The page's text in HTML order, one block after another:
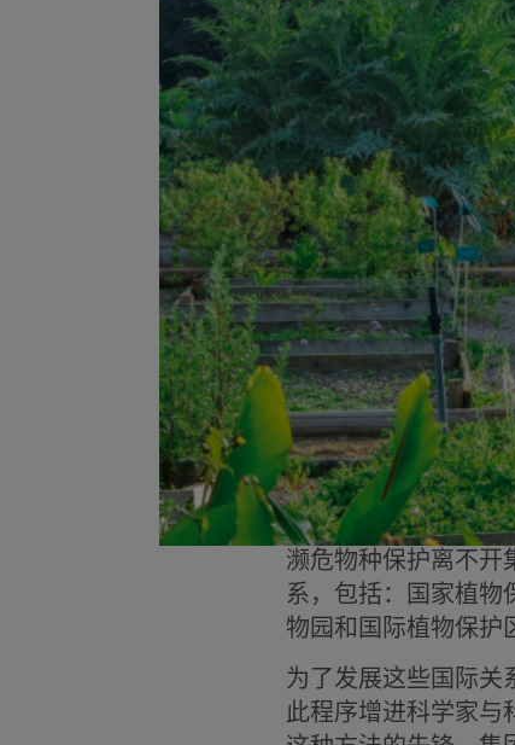
濒危物种保护离不开
系，包括：国家植物
物园和国际植物保护
为了发展这些国际关
此程序增进科学家与